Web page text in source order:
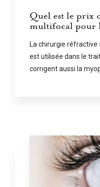
Quel est le prix
multifocal pour
La chirurgie
est utilisée dans le
corrigent aussi la